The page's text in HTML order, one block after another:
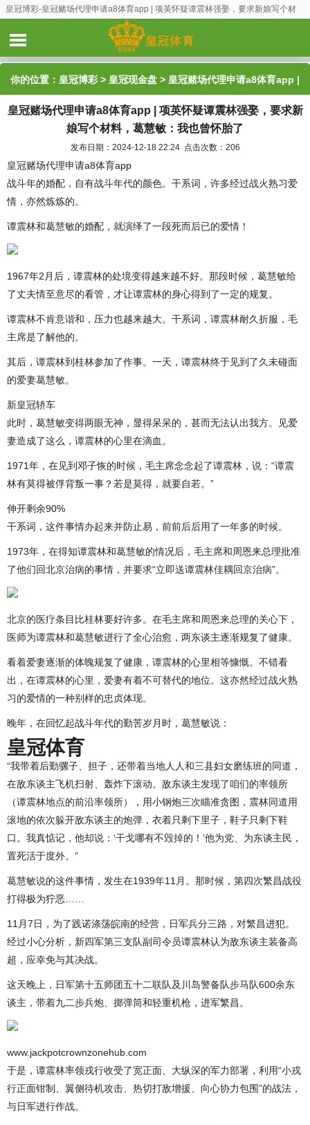
皇冠博彩-皇冠赌场代理申请a8体育app | 项英怀疑谭震林强娶，要求新娘写个材
你的位置： 皇冠博彩 > 皇冠现金盘 > 皇冠赌场代理申请a8体育app |
项英怀疑谭震林强娶，要求新娘写个材料，葛慧敏：我也曾怀胎了
皇冠赌场代理申请a8体育app | 项英怀疑谭震林强娶，要求新
娘写个材料，葛慧敏：我也曾怀胎了
发布日期：2024-12-18 22:24 点击次数：206
皇冠赌场代理申请a8体育app
战斗年的婚配，自有战斗年代的颜色。干系词，许多经过战火熟习爱
情，亦然炼炼的。
谭震林和葛慧敏的婚配，就演绎了一段死而后已的爱情！
1967年2月后，谭震林的处境变得越来越不好。那段时候，葛慧敏给
了丈夫情至意尽的看管，才让谭震林的身心得到了一定的规复。
谭震林不肯意谐和，压力也越来越大。干系词，谭震林耐久折服，毛
主席是了解他的。
其后，谭震林到桂林参加了作事。一天，谭震林终于见到了久未碰面
的爱妻葛慧敏。
新皇冠轿车
此时，葛慧敏变得两眼无神，显得呆呆的，甚而无法认出我方。见爱
妻造成了这么，谭震林的心里在滴血。
1971年，在见到邓子恢的时候，毛主席念念起了谭震林，说：“谭震
林有莫得被俘背叛一事？若是莫得，就要自若。”
伸开剩余90%
干系词，这件事情办起来并防止易，前前后后用了一年多的时候。
1973年，在得知谭震林和葛慧敏的情况后，毛主席和周恩来总理批准
了他们回北京治病的事情，并要求“立即送谭震林佳耦回京治病”。
北京的医疗条目比桂林要好许多。在毛主席和周恩来总理的关心下，
医师为谭震林和葛慧敏进行了全心治愈，两东谈主逐渐规复了健康。
看着爱妻逐渐的体魄规复了健康，谭震林的心里相等慷慨。不错看
出，在谭震林的心里，爱妻有着不可替代的地位。这亦然经过战火熟
习的爱情的一种别样的忠贞体现。
晚年，在回忆起战斗年代的勤苦岁月时，葛慧敏说：
皇冠体育
“我带着后勤骡子、担子，还带着当地人人和三县妇女磨练班的同道，
在敌东谈主飞机扫射、轰炸下滚动。敌东谈主发现了咱们的率领所
（谭震林地点的前沿率领所），用小钢炮三次瞄准贪图，震林同道用
滚地的依次躲开敌东谈主的炮弹，衣着只剩下里子，鞋子只剩下鞋
口。我真惦记，他却说：‘干戈哪有不毁掉的！’他为党、为东谈主民，
置死活于度外。”
葛慧敏说的这件事情，发生在1939年11月。那时候，第四次繁昌战役
打得极为狞恶……
11月7日，为了践诺涤荡皖南的经营，日军兵分三路，对繁昌进犯。
经过小心分析，新四军第三支队副司令员谭震林认为敌东谈主装备高
超，应幸免与其决战。
这天晚上，日军第十五师团五十二联队及川岛警备队步马队600余东
谈主，带着九二步兵炮、掷弹筒和轻重机枪，进军繁昌。
www.jackpotcrownzonehub.com
于是，谭震林率领戎行收受了宽正面、大纵深的军力部署，利用“小戎
行正面钳制、翼侧待机攻击、热切打敌增援、向心协力包围”的战法，
与日军进行作战。